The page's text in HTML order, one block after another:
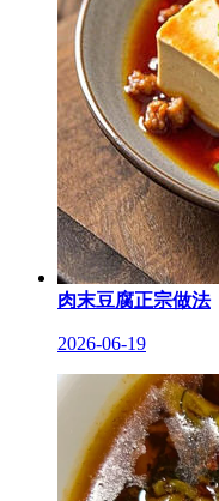
肉末豆腐正宗做法
2026-06-19